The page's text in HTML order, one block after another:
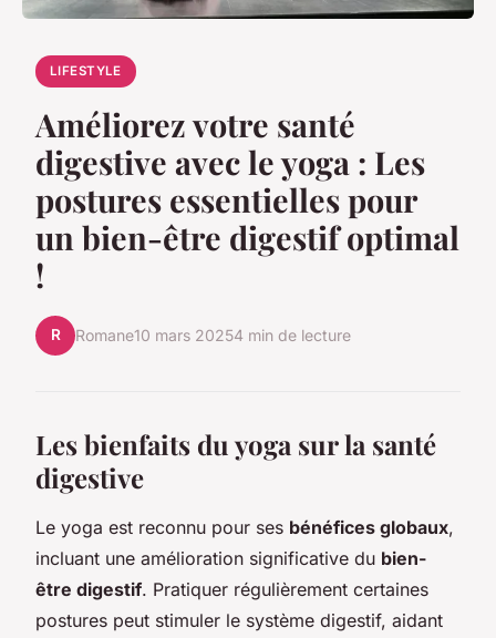
LIFESTYLE
Améliorez votre santé
digestive avec le yoga : Les
postures essentielles pour
un bien-être digestif optimal
!
R Romane10 mars 20254 min de lecture
Les bienfaits du yoga sur la santé
digestive
Le yoga est reconnu pour ses bénéfices globaux,
incluant une amélioration significative du bien-
être digestif. Pratiquer régulièrement certaines
postures peut stimuler le système digestif, aidant